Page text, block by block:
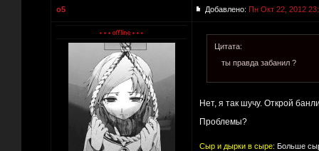
o5 Добавлено: Пн Окт 22, 2012
Цитата:
ты правда забанил ?
Нет, я так шучу. Открой
Проблемы?
Сыр и дырки в сыре: Больше